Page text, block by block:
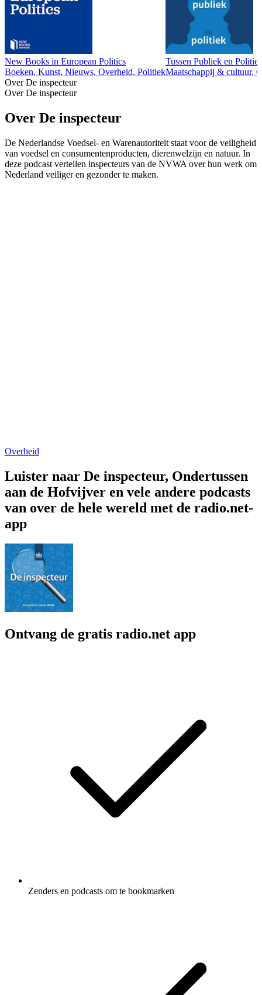
New Books in European Politics
Boeken, Kunst, Nieuws, Overheid, Politiek
Tussen Publiek en
Maatschappij & cultuur,
Over De inspecteur
Over De inspecteur
Over De inspecteur
De Nederlandse Voedsel- en Warenautoriteit staat voor de veiligheid
van voedsel en consumentenproducten, dierenwelzijn en natuur. In
deze podcast vertellen inspecteurs van de NVWA over hun werk om
Nederland veiliger en gezonder te maken.
Overheid
Luister naar De inspecteur, Ondertussen
aan de Hofvijver en vele andere podcasts
van over de hele wereld met de radio.net-
app
Ontvang de gratis radio.net app
Zenders en podcasts om te bookmarken